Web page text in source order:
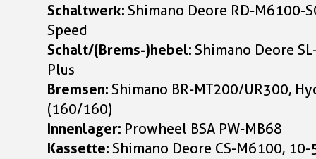
Schaltwerk:Shimano Deore RD-M6100-
Speed
Schalt/(Brems-)hebel:Shimano Deore
Plus
Bremsen:Shimano BR-MT200/UR300,
(160/160)
Innenlager: Prowheel BSA PW-MB68
Kassette:Shimano Deore CS-M6100, 10-